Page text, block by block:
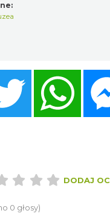
Twitter
DODAJ
0 głosy)